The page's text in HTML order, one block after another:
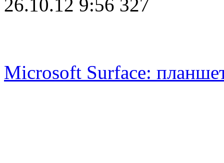
26.10.12 9:56 327
Microsoft Surface: